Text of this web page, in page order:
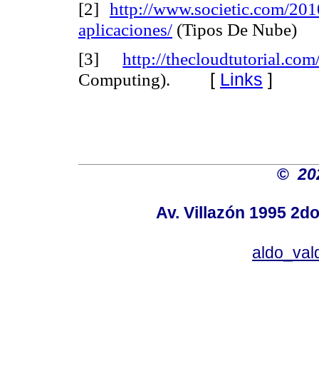
[2] http://www.societic.com/
aplicaciones/ (Tipos De Nube)
[3]http://
Computing). [ Links ]
©
Av. Villazón 1995